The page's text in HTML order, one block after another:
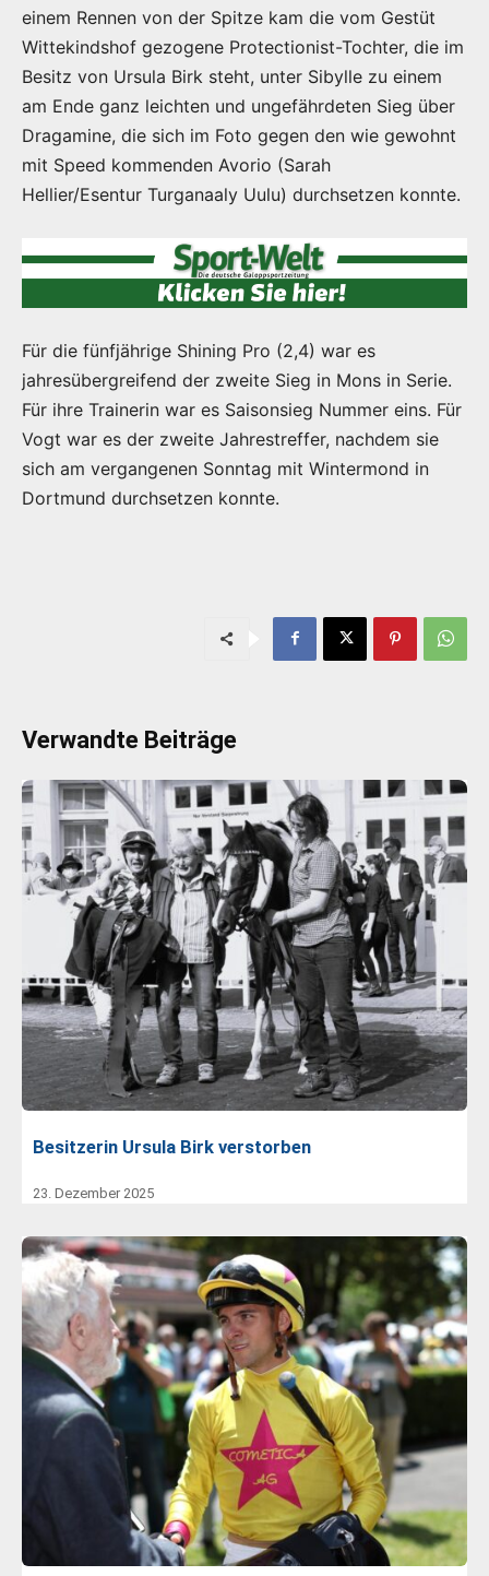
einem Rennen von der Spitze kam die vom Gestüt
Wittekindshof gezogene Protectionist-Tochter, die im
Besitz von Ursula Birk steht, unter Sibylle zu einem
am Ende ganz leichten und ungefährdeten Sieg über
Dragamine, die sich im Foto gegen den wie gewohnt
mit Speed kommenden Avorio (Sarah
Hellier/Esentur Turganaaly Uulu) durchsetzen konnte.
Für die fünfjährige Shining Pro (2,4) war es
jahresübergreifend der zweite Sieg in Mons in Serie.
Für ihre Trainerin war es Saisonsieg Nummer eins. Für
Vogt war es der zweite Jahrestreffer, nachdem sie
sich am vergangenen Sonntag mit Wintermond in
Dortmund durchsetzen konnte.
Verwandte Beiträge
Besitzerin Ursula Birk verstorben
23. Dezember 2025